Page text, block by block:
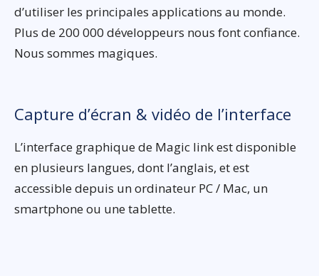
d’utiliser les principales applications au monde.
Plus de 200 000 développeurs nous font confiance.
Nous sommes magiques.
Capture d’écran & vidéo de l’interface
L’interface graphique de Magic link est disponible
en plusieurs langues, dont l’anglais, et est
accessible depuis un ordinateur PC / Mac, un
smartphone ou une tablette.